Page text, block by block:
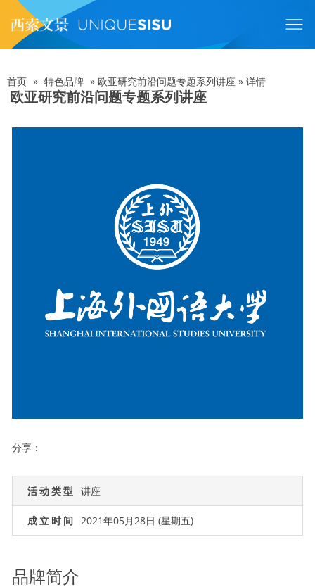
主
内
面
包
首页 » 特色品牌 » 欧亚研究前沿问题专题系列讲座 » 详情
欧亚研究前沿问题专题系列讲座
分享：
活动类型 讲座
成立时间 2021年05月28日 (星期五)
品牌简介